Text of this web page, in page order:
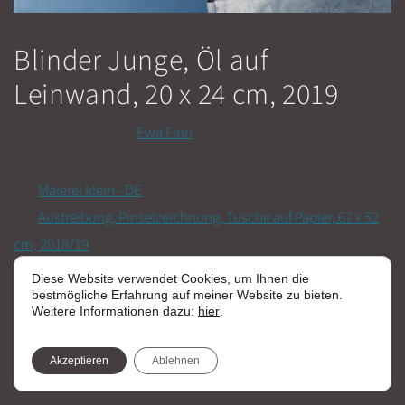
Blinder Junge, Öl auf
Leinwand, 20 x 24 cm, 2019
Ewa Finn
Kategorien
Malerei klein - DE
Austreibung, Pinselzeichnung, Tusche auf Papier, 67 x 52
cm, 2018/19
Zerfall, Öl auf Leinwand, 20 x 15 cm, 2019
Diese Website verwendet Cookies, um Ihnen die
bestmögliche Erfahrung auf meiner Website zu bieten.
Weitere Informationen dazu: hier
Akzeptieren Ablehnen